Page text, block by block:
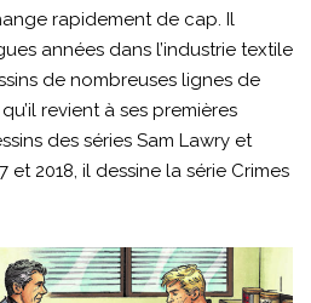
rapidement de cap. Il
années dans l’industrie textile
de nombreuses lignes de
revient à ses premières
des séries Sam Lawry et
et 2018, il dessine la série Crimes